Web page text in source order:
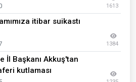
1613
itibar suikastı
1384
İl Başkanı Akkuş'tan
kutlaması